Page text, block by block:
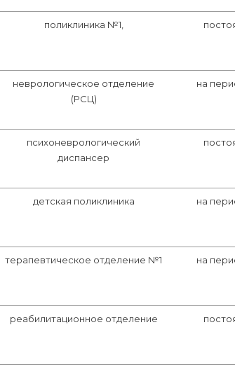
поликлиника №1,
неврологическое отделение
(РСЦ)
на
психоневрологический
диспансер
детская поликлиника на
терапевтическое отделение №1 на
реабилитационное отделение